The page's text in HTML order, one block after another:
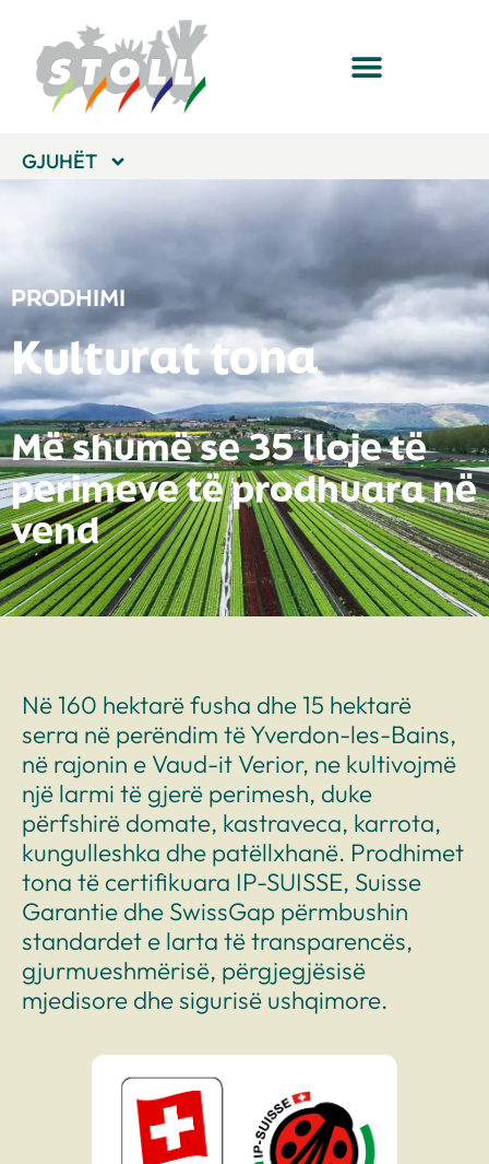
GJUHËT
PRODHIMI
Kulturat tona
Më shumë se 35 lloje të
perimeve të prodhuara në
vend
Në 160 hektarë fusha dhe 15 hektarë
serra në perëndim të Yverdon-les-Bains,
në rajonin e Vaud-it Verior, ne kultivojmë
një larmi të gjerë perimesh, duke
përfshirë domate, kastraveca, karrota,
kungulleshka dhe patëllxhanë. Prodhimet
tona të certifikuara IP-SUISSE, Suisse
Garantie dhe SwissGap përmbushin
standardet e larta të transparencës,
gjurmueshmërisë, përgjegjësisë
mjedisore dhe sigurisë ushqimore.